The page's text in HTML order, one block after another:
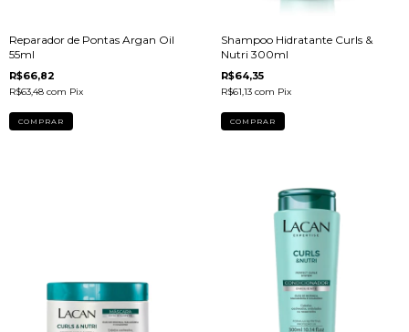
Reparador de Pontas Argan Oil
55ml
R$66,82
R$63,48 com Pix
Shampoo Hidratante Curls &
Nutri 300ml
R$64,35
R$61,13 com Pix